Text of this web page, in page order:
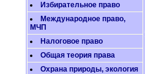
Избирательное право
Международное право,
МЧП
Налоговое право
Общая теория права
Охрана природы, экология